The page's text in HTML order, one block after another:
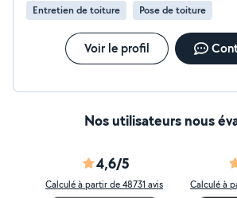
Entretien de toiture Pose de toiture
Voir le profil
Nos utilisateurs nous
4,6/5
Calculé à partir de 48731 avis Calculé à